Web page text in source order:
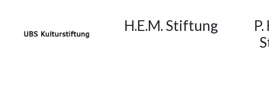
H.E.M. Stiftung